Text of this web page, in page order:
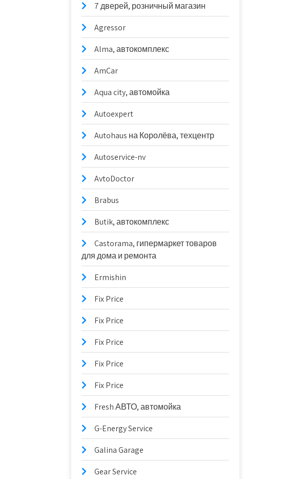
7 дверей, розничный магазин
Agressor
Alma, автокомплекс
AmCar
Aqua city, автомойка
Autoexpert
Autohaus на Королёва, техцентр
Autoservice-nv
AvtoDoctor
Brabus
Butik, автокомплекс
Castorama, гипермаркет товаров
для дома и ремонта
Ermishin
Fix Price
Fix Price
Fix Price
Fix Price
Fix Price
Fresh АВТО, автомойка
G-Energy Service
Galina Garage
Gear Service